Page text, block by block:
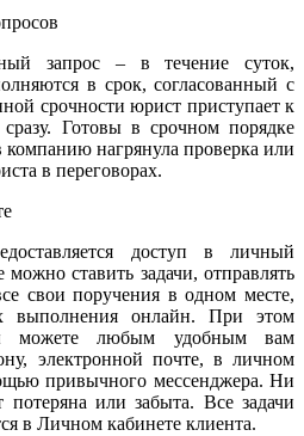
запрос – в течение суток,
в срок, согласованный с
срочности юрист приступает к
Готовы в срочном порядке
компанию нагрянула проверка или
в переговорах.
доступ в личный
можно ставить задачи, отправлять
свои поручения в одном месте,
выполнения онлайн. При этом
можете любым удобным вам
электронной почте, в личном
привычного мессенджера. Ни
потеряна или забыта. Все задачи
в Личном кабинете клиента.